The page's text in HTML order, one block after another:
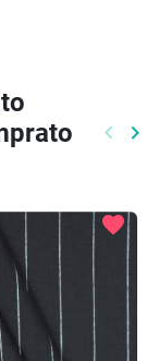
keyboard_arrow_left keyboard_arrow_right
favorite